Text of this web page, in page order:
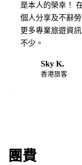
是本人的榮幸！
個人分享及不辭
更多專業旅遊資
不少。
Sky K.
香港旅客
團費